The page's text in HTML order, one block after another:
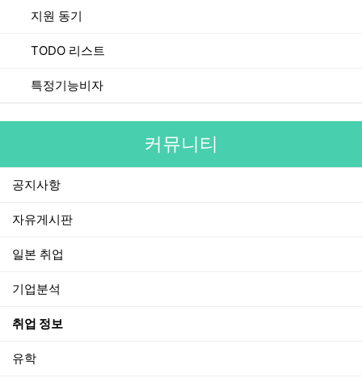
지원 동기
TODO 리스트
특정기능비자
커뮤니티
공지사항
자유게시판
일본 취업
기업분석
취업 정보
유학